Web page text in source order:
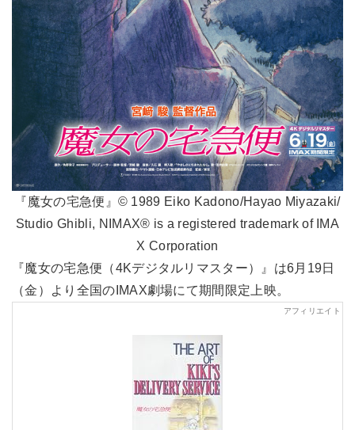
『魔女の宅急便』© 1989 Eiko Kadono/Hayao Miyazaki/
Studio Ghibli, NIMAX® is a registered trademark of IMA
X Corporation
『魔女の宅急便（4Kデジタルリマスター）』は6月19日
（金）より全国のIMAX劇場にて期間限定上映。